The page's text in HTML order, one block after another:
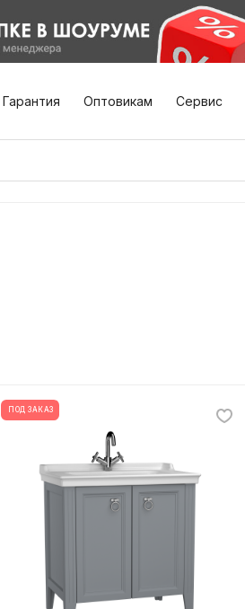
Гарантия Оптовикам Сервис
ПОД ЗАКАЗ